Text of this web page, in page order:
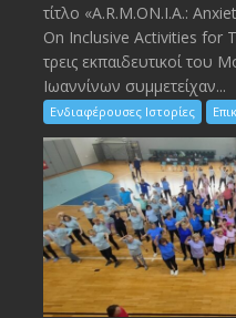
τίτλο «A.R.M.ON.I.A.:
On Inclusive Activities for
τρεις εκπαιδευτικοί του
Ιωαννίνων συμμετείχαν...
Ενδιαφέρουσες Ιστορίες